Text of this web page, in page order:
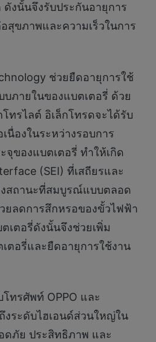
งนั้นจึงรับประกันอายุการ
สุขภาพและความเร็วในการ
ช่วยยืดอายุการใช้
บภายในของแบตเตอรี่ ด้วย
ทรไลต์ อิเล็กโทรดจะได้รับ
นื่องในระหว่างรอบการ
จุของแบตเตอรี่ ทำให้เกิด
(SEI) ที่เสถียรและ
สถานะที่สมบูรณ์แบบตลอด
ยลดการสึกหรอของขั้วไฟฟ้า
เตอรี่ดังนั้นจึงช่วยเพิ่ม
ตอรี่และยืดอายุการใช้งาน
โทรศัพท์ OPPO และ
งระดับไฮเอนด์ส่วนใหญ่ใน
ภัย ประสิทธิภาพ และ